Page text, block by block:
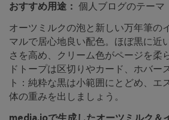
おすすめ用途： 個人ブログのテーマ
オーツミルクの泡と新しい万年筆の
マルで居心地良い配色。ほぼ黒に近
さを高め、クリーム色がページを柔
ドトープは区切りやカード、ホバー
ト：純粋な黒は小範囲にとどめ、エ
体の重みを出しましょう。
media.ioで生成したオーツミルク＆